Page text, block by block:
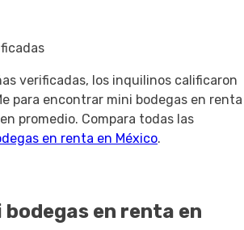
verificadas, los inquilinos calificaron
para encontrar mini bodegas en renta
promedio. Compara todas las
en renta en México.
bodegas en renta en